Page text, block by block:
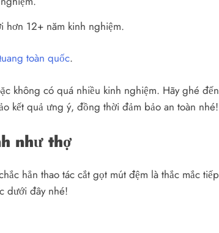
hơn 12+ năm kinh nghiệm.
toàn quốc.
không có quá nhiều kinh nghiệm. Hãy ghé đến
kết quả ưng ý, đồng thời đảm bảo an toàn nhé!
như thợ
hẳn thao tác cắt gọt mút đệm là thắc mắc tiếp
dưới đây nhé!